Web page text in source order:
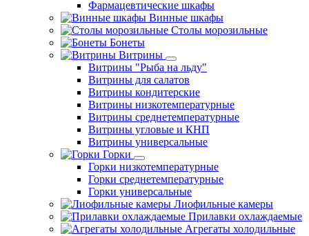
Фармацевтические шкафы
Винные шкафы
Столы морозильные
Бонеты
Витрины
Витрины "Рыба на льду"
Витрины для салатов
Витрины кондитерские
Витрины низкотемпературные
Витрины среднетемпературные
Витрины угловые и КНП
Витрины универсальные
Горки
Горки низкотемпературные
Горки среднетемпературные
Горки универсальные
Лиофильные камеры
Прилавки охлаждаемые
Агрегаты холодильные